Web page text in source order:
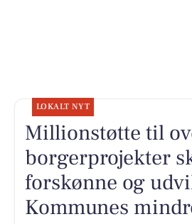
LOKALT NYT
Millionstøtte til
borgerprojekter
forskønne og
Kommunes